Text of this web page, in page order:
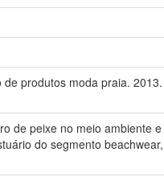
produtos moda praia.
de peixe no meio ambiente
do segmento